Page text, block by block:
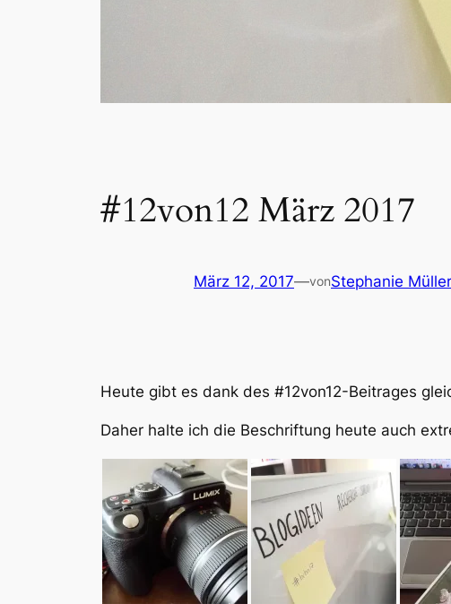
#12von12 März 2017
März 12, 2017—vonStephanie Müller
Heute gibt es dank des #12von12-Beitrages
Daher halte ich die Beschriftung heute auch